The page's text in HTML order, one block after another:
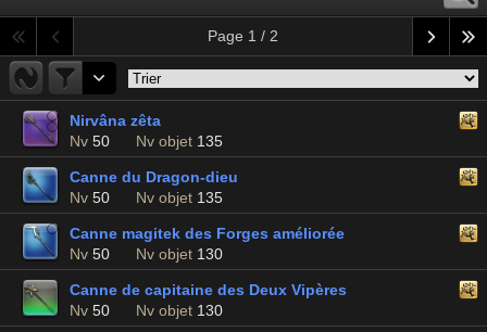
Page 1 / 2
Nirvâna zêta
Nv 50 Nv objet 135
Canne du Dragon-dieu
Nv 50 Nv objet 135
Canne magitek des Forges améliorée
Nv 50 Nv objet 130
Canne de capitaine des Deux Vipères
Nv 50 Nv objet 130